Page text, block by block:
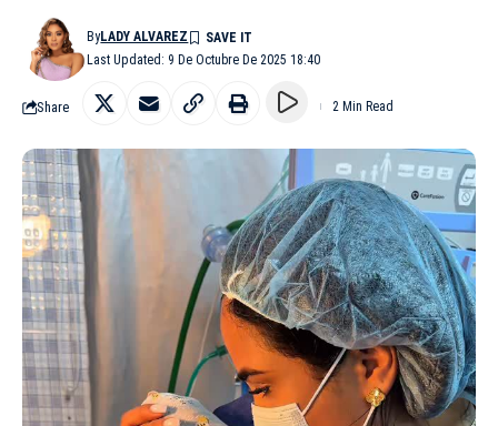
Last Updated: 9 De Octubre De 2025 18:40
ByLADY ALVAREZ
Share 2 Min Read